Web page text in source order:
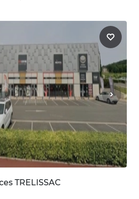
TRELISSAC